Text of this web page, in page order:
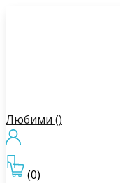
Любими ()
(0)
